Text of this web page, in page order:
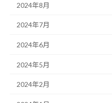
2024年8月
2024年7月
2024年6月
2024年5月
2024年2月